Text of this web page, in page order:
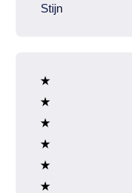
Stijn